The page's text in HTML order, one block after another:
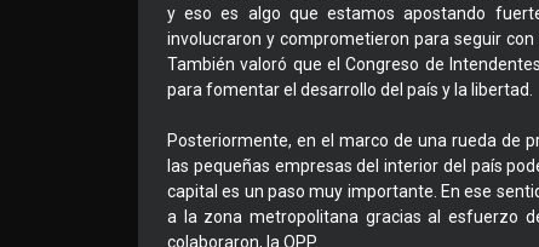
y eso es algo que estamos apostando
involucraron y comprometieron para seguir
También valoró que el Congreso de
para fomentar el desarrollo del país y la libertad.
Posteriormente, en el marco de una rueda de
las pequeñas empresas del interior del país
capital es un paso muy importante. En ese
a la zona metropolitana gracias al esfuerzo
colaboraron, la OPP.